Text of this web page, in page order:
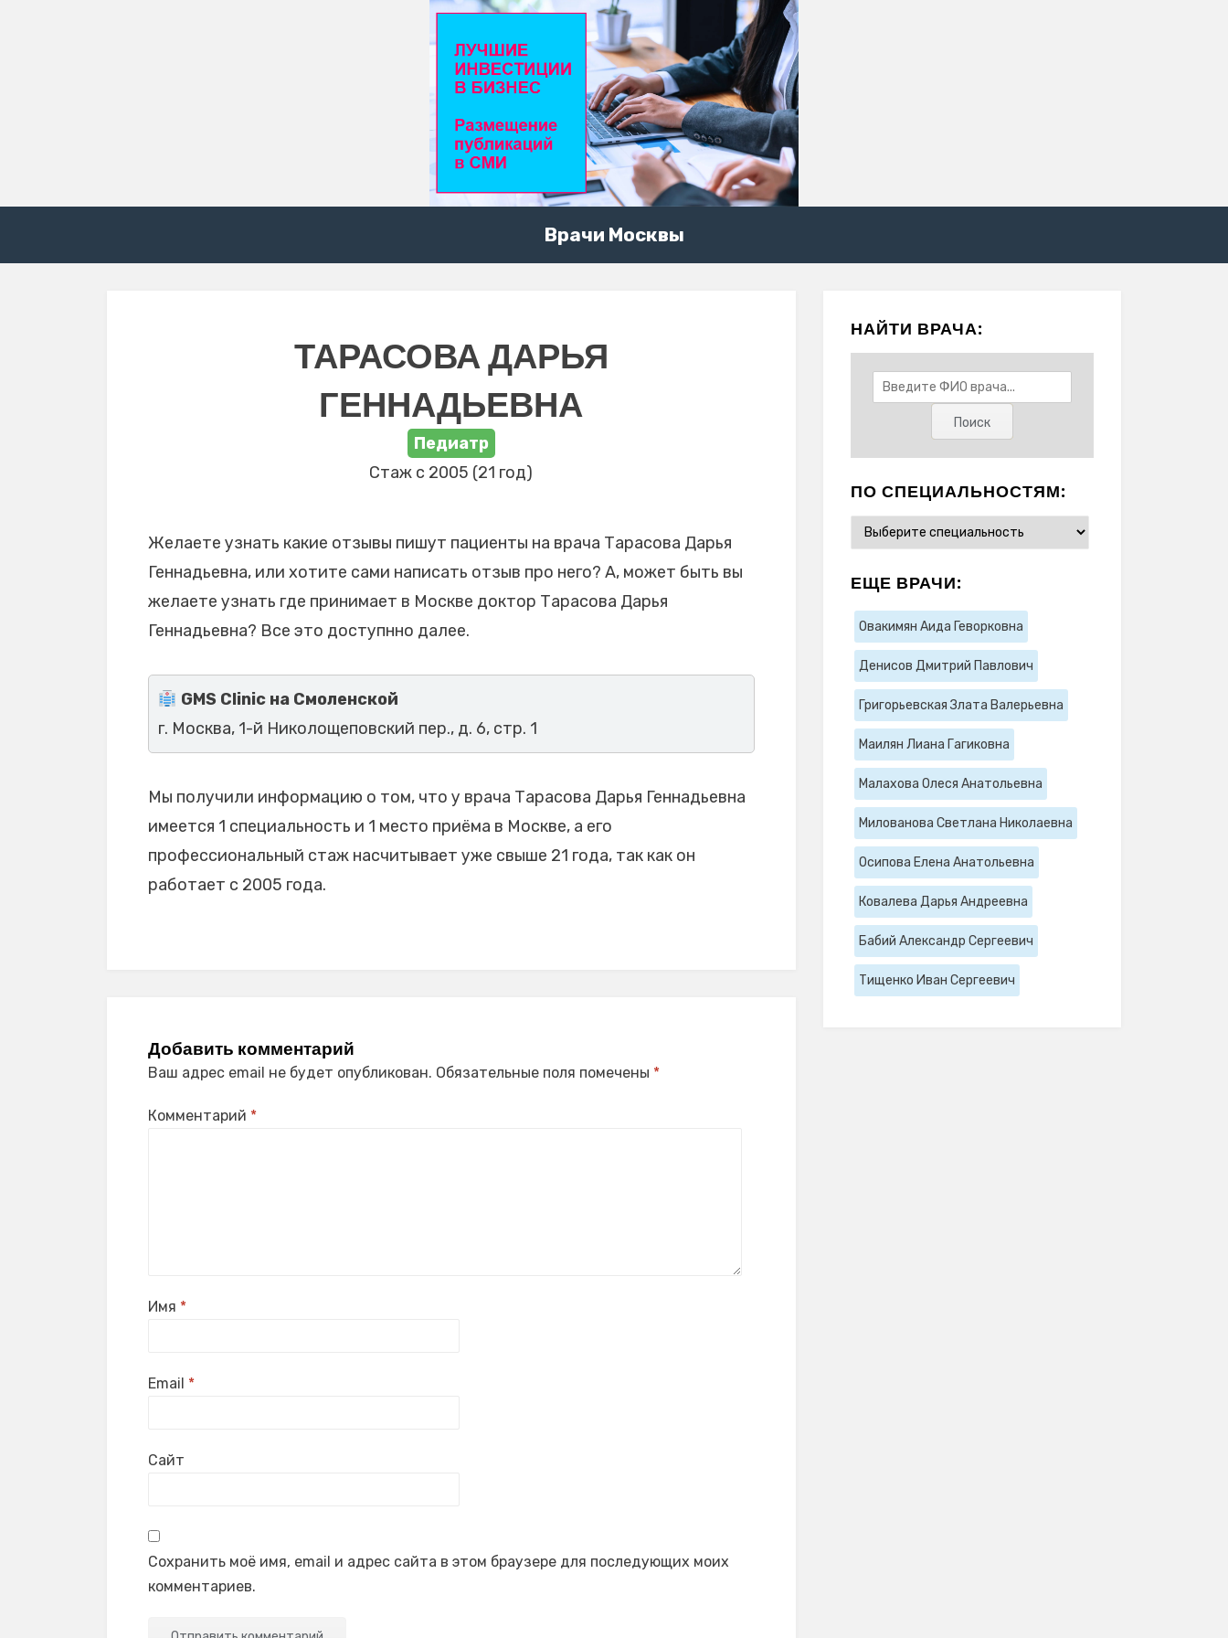
Врачи Москвы
ТАРАСОВА ДАРЬЯ
ГЕННАДЬЕВНА
Педиатр
Стаж с 2005 (21 год)
Желаете узнать какие отзывы пишут пациенты на врача Тарасова Дарья
Геннадьевна, или хотите сами написать отзыв про него? А, может быть вы
желаете узнать где принимает в Москве доктор Тарасова Дарья
Геннадьевна? Все это доступнно далее.
GMS Clinic на Смоленской
г. Москва, 1-й Николощеповский пер., д. 6, стр. 1
Мы получили информацию о том, что у врача Тарасова Дарья Геннадьевна
имеется 1 специальность и 1 место приёма в Москве, а его
профессиональный стаж насчитывает уже свыше 21 года, так как он
работает с 2005 года.
Добавить комментарий
Ваш адрес email не будет опубликован. Обязательные поля помечены *
Комментарий *
Имя *
Email *
Сайт
Сохранить моё имя, email и адрес сайта в этом браузере для последующих моих
комментариев.
НАЙТИ ВРАЧА:
ПО СПЕЦИАЛЬНОСТЯМ:
ЕЩЕ ВРАЧИ:
Овакимян Аида Геворковна
Денисов Дмитрий Павлович
Григорьевская Злата Валерьевна
Маилян Лиана Гагиковна
Малахова Олеся Анатольевна
Милованова Светлана Николаевна
Осипова Елена Анатольевна
Ковалева Дарья Андреевна
Бабий Александр Сергеевич
Тищенко Иван Сергеевич